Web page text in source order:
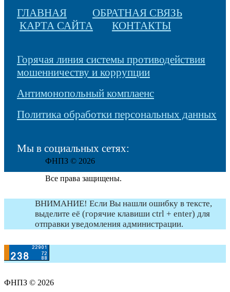
ГЛАВНАЯ
ОБРАТНАЯ СВЯЗЬ
КАРТА САЙТА
КОНТАКТЫ
Горячая линия системы противодействия
мошенничеству и коррупции
Антимонопольный комплаенс
Политика обработки персональных данных
Мы в социальных сетях:
ФНПЗ © 2026
Все права защищены.
ВНИМАНИЕ! Если Вы нашли ошибку в тексте,
выделите её (горячие клавиши ctrl + enter) для
отправки уведомления администрации.
ФНПЗ © 2026